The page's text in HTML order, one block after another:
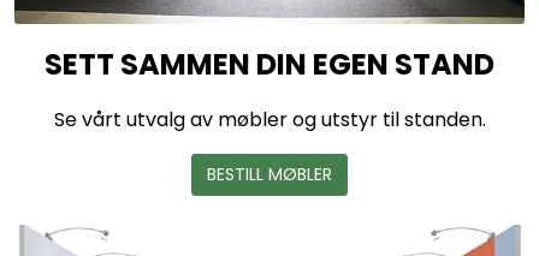
SETT SAMMEN DIN EGEN STAND
Se vårt utvalg av møbler og utstyr til standen.
BESTILL MØBLER